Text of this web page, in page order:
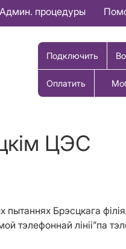
Админ. процедуры
Подключить
Оплатить
ЦЭС
пытаннях Брэсцкага
лініі”па